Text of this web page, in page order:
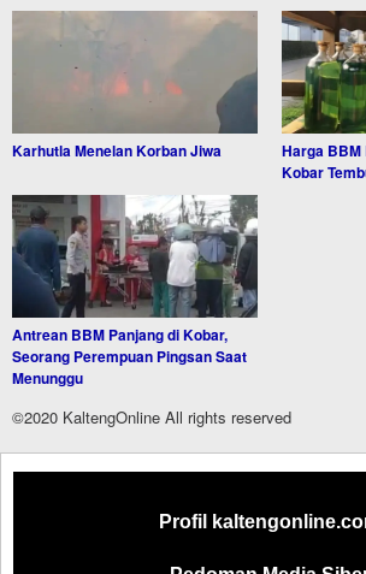
Karhutla Menelan Korban Jiwa
Harga
Kobar
Antrean BBM Panjang di Kobar,
Seorang Perempuan Pingsan Saat
Menunggu
©2020 KaltengOnline All rights reserved
Profil